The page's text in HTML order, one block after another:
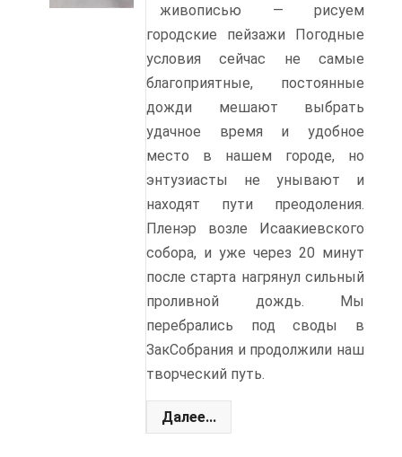
живописью — рисуем
городские пейзажи Погодные
условия сейчас не самые
благоприятные, постоянные
дожди мешают выбрать
удачное время и удобное
место в нашем городе, но
энтузиасты не унывают и
находят пути преодоления.
Пленэр возле Исаакиевского
собора, и уже через 20 минут
после старта нагрянул сильный
проливной дождь. Мы
перебрались под своды в
ЗакСобрания и продолжили наш
творческий путь.
Далее...